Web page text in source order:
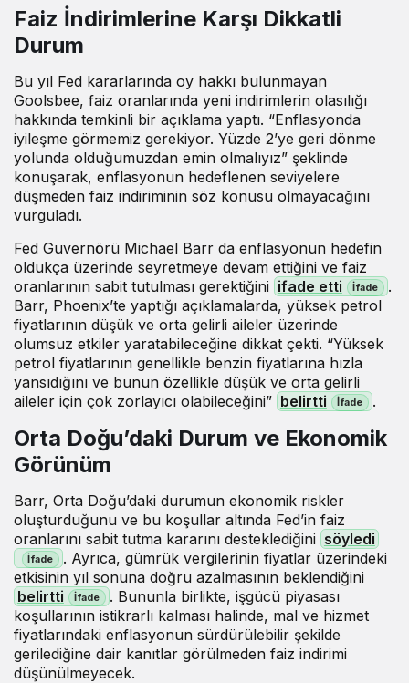
Faiz İndirimlerine Karşı Dikkatli
Durum
Bu yıl Fed kararlarında oy hakkı bulunmayan
Goolsbee, faiz oranlarında yeni indirimlerin olasılığı
hakkında temkinli bir açıklama yaptı. “Enflasyonda
iyileşme görmemiz gerekiyor. Yüzde 2’ye geri dönme
yolunda olduğumuzdan emin olmalıyız” şeklinde
konuşarak, enflasyonun hedeflenen seviyelere
düşmeden faiz indiriminin söz konusu olmayacağını
vurguladı.
Fed Guvernörü Michael Barr da enflasyonun hedefin
oldukça üzerinde seyretmeye devam ettiğini ve faiz
oranlarının sabit tutulması gerektiğini ifade etti
.
Barr, Phoenix’te yaptığı açıklamalarda, yüksek petrol
fiyatlarının düşük ve orta gelirli aileler üzerinde
olumsuz etkiler yaratabileceğine dikkat çekti. “Yüksek
petrol fiyatlarının genellikle benzin fiyatlarına hızla
yansıdığını ve bunun özellikle düşük ve orta gelirli
aileler için çok zorlayıcı olabileceğini” belirtti .
Orta Doğu’daki Durum ve Ekonomik
Görünüm
Barr, Orta Doğu’daki durumun ekonomik riskler
oluşturduğunu ve bu koşullar altında Fed’in faiz
oranlarını sabit tutma kararını desteklediğini söyledi
. Ayrıca, gümrük vergilerinin fiyatlar üzerindeki
etkisinin yıl sonuna doğru azalmasının beklendiğini
belirtti
. Bununla birlikte, işgücü piyasası
koşullarının istikrarlı kalması halinde, mal ve hizmet
fiyatlarındaki enflasyonun sürdürülebilir şekilde
gerilediğine dair kanıtlar görülmeden faiz indirimi
düşünülmeyecek.